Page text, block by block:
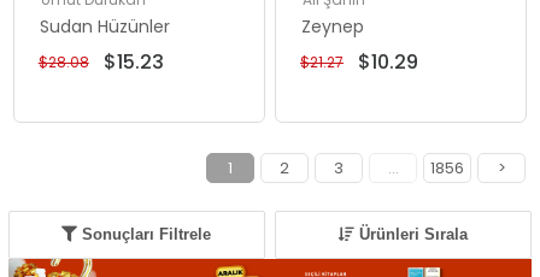
Sudan Hüzünler
$15.23
$28.08
Zeynep
$10.29
$21.27
1 2 3 ... 1856 >
Sonuçları Filtrele Ürünleri Sırala